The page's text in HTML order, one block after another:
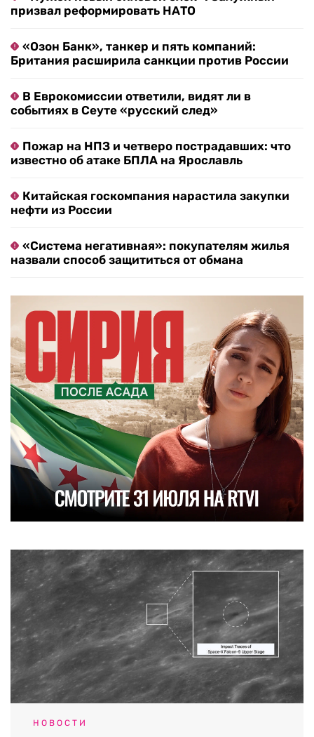
призвал реформировать НАТО
«Озон Банк», танкер и пять компаний:
Британия расширила санкции против России
В Еврокомиссии ответили, видят ли в
событиях в Сеуте «русский след»
Пожар на НПЗ и четверо пострадавших: что
известно об атаке БПЛА на Ярославль
Китайская госкомпания нарастила закупки
нефти из России
«Система негативная»: покупателям жилья
назвали способ защититься от обмана
НОВОСТИ